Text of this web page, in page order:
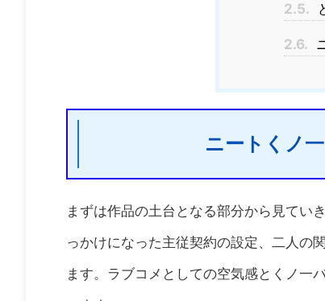
2.5.
2.6.
ニートくノ
まずは作品の土台となる部分から見てい
っかけになった主従契約の設定、二人の
ます。ラブコメとしての空気感とくノ一